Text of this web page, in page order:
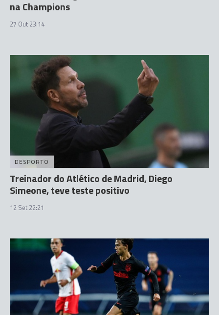
na Champions
27 Out 23:14
DESPORTO
Treinador do Atlético de Madrid, Diego
Simeone, teve teste positivo
12 Set 22:21